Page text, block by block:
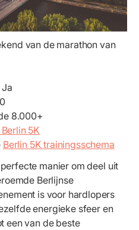
van de marathon van
Ja
8.000+
5K
Berlin 5K trainingsschema
manier om deel uit
Berlijnse
is voor hardlopers
energieke sfeer en
een van de beste